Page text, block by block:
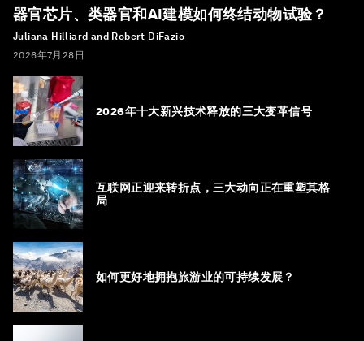
器官芯片、类器官和AI建模如何终结动物试验？
Juliana Hilliard and Robert DiFazio
2026年7月28日
2026年十大新兴技术释放的三大变革信号
互联网正迎来转折点，三大动向正在重塑其格
局
如何更好地拥抱旅游业的可持续发展？